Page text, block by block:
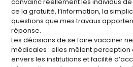
convainc réellement les individus
ce la gratuité, l’information, la
questions que mes travaux
réponse.
Les décisions de se faire vacciner
médicales : elles mêlent perception
envers les institutions et facilité